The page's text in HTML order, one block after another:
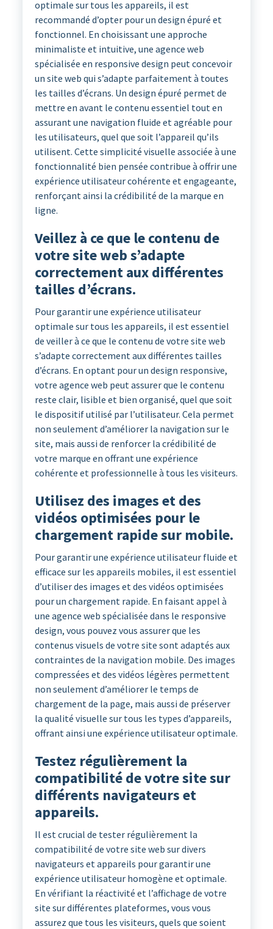
optimale sur tous les appareils, il est
recommandé d’opter pour un design épuré et
fonctionnel. En choisissant une approche
minimaliste et intuitive, une agence web
spécialisée en responsive design peut concevoir
un site web qui s’adapte parfaitement à toutes
les tailles d’écrans. Un design épuré permet de
mettre en avant le contenu essentiel tout en
assurant une navigation fluide et agréable pour
les utilisateurs, quel que soit l’appareil qu’ils
utilisent. Cette simplicité visuelle associée à une
fonctionnalité bien pensée contribue à offrir une
expérience utilisateur cohérente et engageante,
renforçant ainsi la crédibilité de la marque en
ligne.
Veillez à ce que le contenu de
votre site web s’adapte
correctement aux différentes
tailles d’écrans.
Pour garantir une expérience utilisateur
optimale sur tous les appareils, il est essentiel
de veiller à ce que le contenu de votre site web
s’adapte correctement aux différentes tailles
d’écrans. En optant pour un design responsive,
votre agence web peut assurer que le contenu
reste clair, lisible et bien organisé, quel que soit
le dispositif utilisé par l’utilisateur. Cela permet
non seulement d’améliorer la navigation sur le
site, mais aussi de renforcer la crédibilité de
votre marque en offrant une expérience
cohérente et professionnelle à tous les visiteurs.
Utilisez des images et des
vidéos optimisées pour le
chargement rapide sur mobile.
Pour garantir une expérience utilisateur fluide et
efficace sur les appareils mobiles, il est essentiel
d’utiliser des images et des vidéos optimisées
pour un chargement rapide. En faisant appel à
une agence web spécialisée dans le responsive
design, vous pouvez vous assurer que les
contenus visuels de votre site sont adaptés aux
contraintes de la navigation mobile. Des images
compressées et des vidéos légères permettent
non seulement d’améliorer le temps de
chargement de la page, mais aussi de préserver
la qualité visuelle sur tous les types d’appareils,
offrant ainsi une expérience utilisateur optimale.
Testez régulièrement la
compatibilité de votre site sur
différents navigateurs et
appareils.
Il est crucial de tester régulièrement la
compatibilité de votre site web sur divers
navigateurs et appareils pour garantir une
expérience utilisateur homogène et optimale.
En vérifiant la réactivité et l’affichage de votre
site sur différentes plateformes, vous vous
assurez que tous les visiteurs, quels que soient